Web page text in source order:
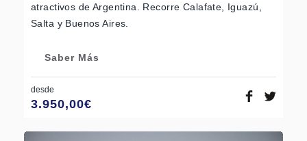
atractivos de Argentina. Recorre Calafate, Iguazú,
Salta y Buenos Aires.
Saber Más
desde
3.950,00€